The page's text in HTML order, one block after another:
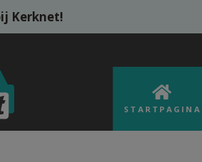
gaan
Kerknet!
STARTPAGINA